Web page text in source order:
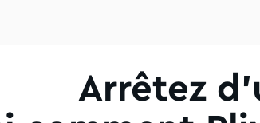
Arrêtez